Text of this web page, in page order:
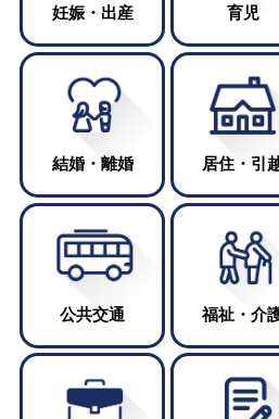
【令和8年8月17日開札】紙
（8件）
2026年8月4日 くらし
筑西市誕生20周年記念事業
ついて
New!
2026年8月3日 くらし
令和８年熊本地震災害義援金
New!
2026年8月1日 くらし
妊娠・出産 育児
結婚・離婚 居住・引
公共交通 福祉・介